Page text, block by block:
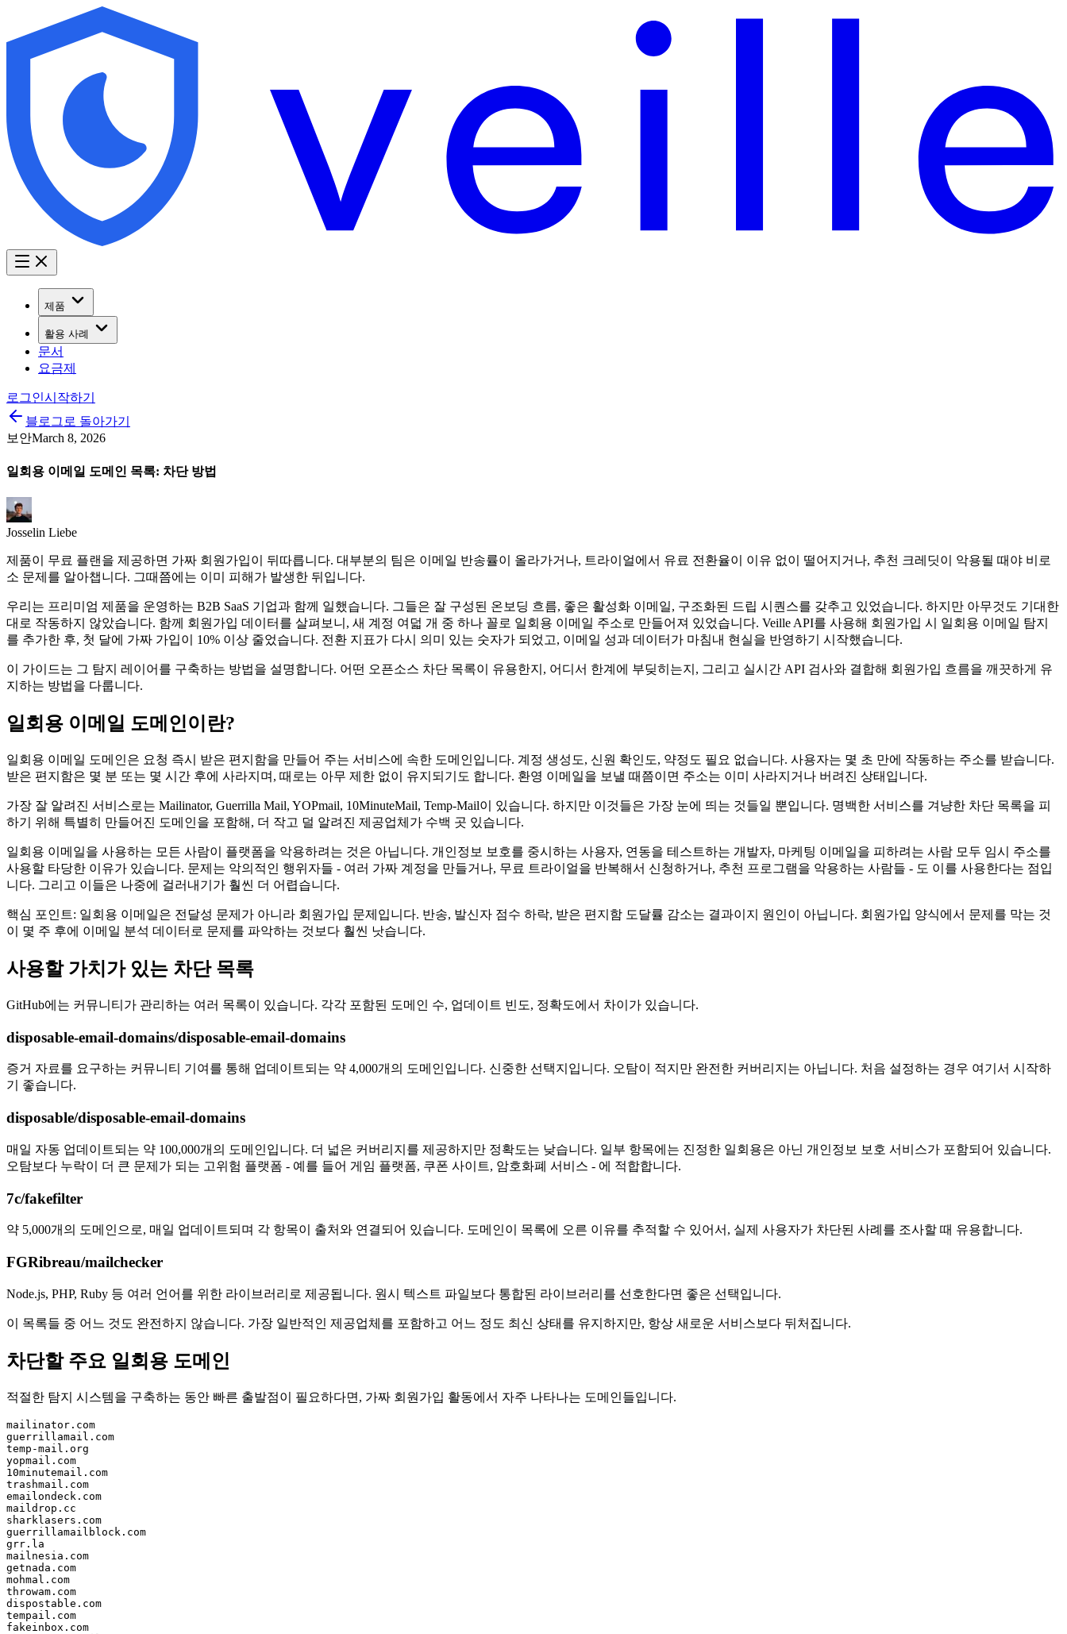
제품
활용 사례
문서
요금제
로그인시작하기
블로그로 돌아가기
보안March 8, 2026
일회용 이메일 도메인 목록: 차단 방법
Josselin Liebe
제품이 무료 플랜을 제공하면 가짜 회원가입이 뒤따릅니다. 대부분의 팀은 이메일 반송률이 올라가거나, 트라이얼에서 유료 전환율이 이유 없이 떨어지거나, 추천 크레딧이 악용될 때야 비로
소 문제를 알아챕니다. 그때쯤에는 이미 피해가 발생한 뒤입니다.
우리는 프리미엄 제품을 운영하는 B2B SaaS 기업과 함께 일했습니다. 그들은 잘 구성된 온보딩 흐름, 좋은 활성화 이메일, 구조화된 드립 시퀀스를 갖추고 있었습니다. 하지만 아무것도 기대한
대로 작동하지 않았습니다. 함께 회원가입 데이터를 살펴보니, 새 계정 여덟 개 중 하나 꼴로 일회용 이메일 주소로 만들어져 있었습니다. Veille API를 사용해 회원가입 시 일회용 이메일 탐지
를 추가한 후, 첫 달에 가짜 가입이 10% 이상 줄었습니다. 전환 지표가 다시 의미 있는 숫자가 되었고, 이메일 성과 데이터가 마침내 현실을 반영하기 시작했습니다.
이 가이드는 그 탐지 레이어를 구축하는 방법을 설명합니다. 어떤 오픈소스 차단 목록이 유용한지, 어디서 한계에 부딪히는지, 그리고 실시간 API 검사와 결합해 회원가입 흐름을 깨끗하게 유
지하는 방법을 다룹니다.
일회용 이메일 도메인이란?
일회용 이메일 도메인은 요청 즉시 받은 편지함을 만들어 주는 서비스에 속한 도메인입니다. 계정 생성도, 신원 확인도, 약정도 필요 없습니다. 사용자는 몇 초 만에 작동하는 주소를 받습니다.
받은 편지함은 몇 분 또는 몇 시간 후에 사라지며, 때로는 아무 제한 없이 유지되기도 합니다. 환영 이메일을 보낼 때쯤이면 주소는 이미 사라지거나 버려진 상태입니다.
가장 잘 알려진 서비스로는 Mailinator, Guerrilla Mail, YOPmail, 10MinuteMail, Temp-Mail이 있습니다. 하지만 이것들은 가장 눈에 띄는 것들일 뿐입니다. 명백한 서비스를 겨냥한 차단 목록을 피
하기 위해 특별히 만들어진 도메인을 포함해, 더 작고 덜 알려진 제공업체가 수백 곳 있습니다.
일회용 이메일을 사용하는 모든 사람이 플랫폼을 악용하려는 것은 아닙니다. 개인정보 보호를 중시하는 사용자, 연동을 테스트하는 개발자, 마케팅 이메일을 피하려는 사람 모두 임시 주소를
사용할 타당한 이유가 있습니다. 문제는 악의적인 행위자들 - 여러 가짜 계정을 만들거나, 무료 트라이얼을 반복해서 신청하거나, 추천 프로그램을 악용하는 사람들 - 도 이를 사용한다는 점입
니다. 그리고 이들은 나중에 걸러내기가 훨씬 더 어렵습니다.
핵심 포인트: 일회용 이메일은 전달성 문제가 아니라 회원가입 문제입니다. 반송, 발신자 점수 하락, 받은 편지함 도달률 감소는 결과이지 원인이 아닙니다. 회원가입 양식에서 문제를 막는 것
이 몇 주 후에 이메일 분석 데이터로 문제를 파악하는 것보다 훨씬 낫습니다.
사용할 가치가 있는 차단 목록
GitHub에는 커뮤니티가 관리하는 여러 목록이 있습니다. 각각 포함된 도메인 수, 업데이트 빈도, 정확도에서 차이가 있습니다.
disposable-email-domains/disposable-email-domains
증거 자료를 요구하는 커뮤니티 기여를 통해 업데이트되는 약 4,000개의 도메인입니다. 신중한 선택지입니다. 오탐이 적지만 완전한 커버리지는 아닙니다. 처음 설정하는 경우 여기서 시작하
기 좋습니다.
disposable/disposable-email-domains
매일 자동 업데이트되는 약 100,000개의 도메인입니다. 더 넓은 커버리지를 제공하지만 정확도는 낮습니다. 일부 항목에는 진정한 일회용은 아닌 개인정보 보호 서비스가 포함되어 있습니다.
오탐보다 누락이 더 큰 문제가 되는 고위험 플랫폼 - 예를 들어 게임 플랫폼, 쿠폰 사이트, 암호화폐 서비스 - 에 적합합니다.
7c/fakefilter
약 5,000개의 도메인으로, 매일 업데이트되며 각 항목이 출처와 연결되어 있습니다. 도메인이 목록에 오른 이유를 추적할 수 있어서, 실제 사용자가 차단된 사례를 조사할 때 유용합니다.
FGRibreau/mailchecker
Node.js, PHP, Ruby 등 여러 언어를 위한 라이브러리로 제공됩니다. 원시 텍스트 파일보다 통합된 라이브러리를 선호한다면 좋은 선택입니다.
이 목록들 중 어느 것도 완전하지 않습니다. 가장 일반적인 제공업체를 포함하고 어느 정도 최신 상태를 유지하지만, 항상 새로운 서비스보다 뒤처집니다.
차단할 주요 일회용 도메인
적절한 탐지 시스템을 구축하는 동안 빠른 출발점이 필요하다면, 가짜 회원가입 활동에서 자주 나타나는 도메인들입니다.
mailinator.com
guerrillamail.com
temp-mail.org
yopmail.com
10minutemail.com
trashmail.com
emailondeck.com
maildrop.cc
sharklasers.com
guerrillamailblock.com
grr.la
mailnesia.com
getnada.com
mohmal.com
throwam.com
dispostable.com
tempail.com
fakeinbox.com